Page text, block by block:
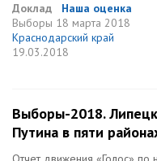
Доклад
Наша оценка
Выборы 18 марта 2018
Краснодарский край
19.03.2018
Выборы-2018.
Путина в пяти